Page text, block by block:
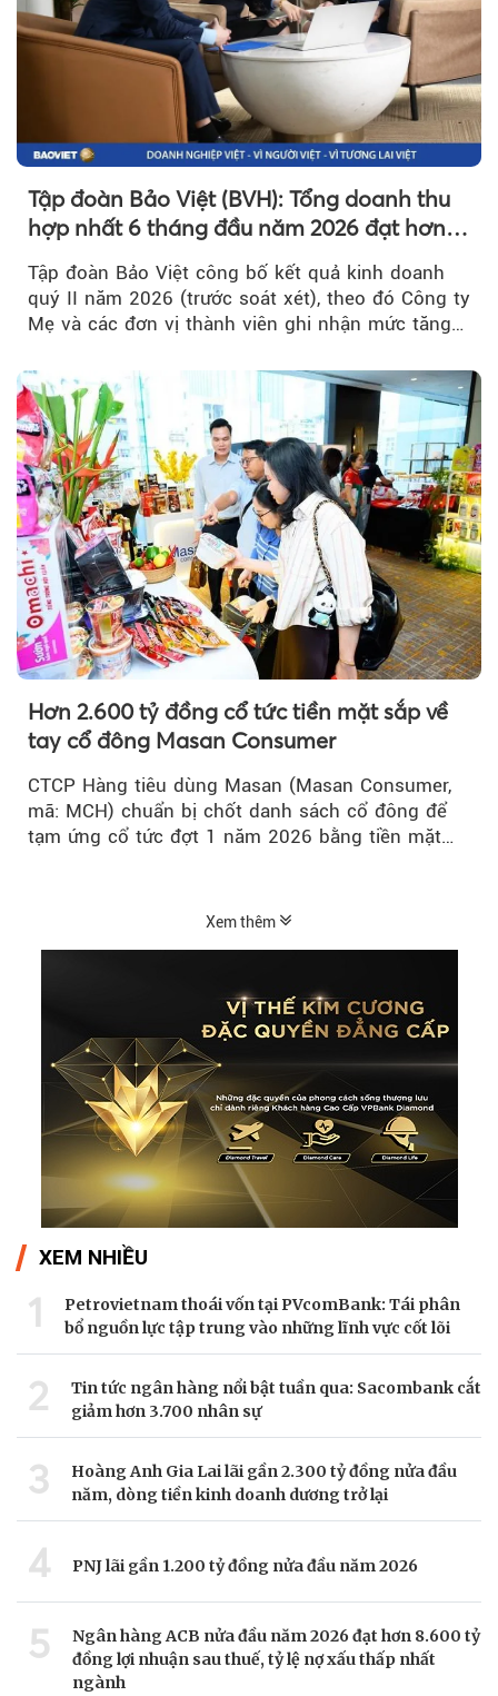
Tập đoàn Bảo Việt (BVH): Tổng doanh thu
hợp nhất 6 tháng đầu năm 2026 đạt hơn
Tập đoàn Bảo Việt công bố kết quả kinh doanh
quý II năm 2026 (trước soát xét), theo đó Công ty
Mẹ và các đơn vị thành viên ghi nhận mức tăng
Hơn 2.600 tỷ đồng cổ tức tiền mặt sắp về
tay cổ đông Masan Consumer
CTCP Hàng tiêu dùng Masan (Masan Consumer,
mã: MCH) chuẩn bị chốt danh sách cổ đông để
tạm ứng cổ tức đợt 1 năm 2026 bằng tiền mặt
Xem thêm
XEM NHIỀU
1
Petrovietnam thoái vốn tại PVcomBank: Tái phân
bổ nguồn lực tập trung vào những lĩnh vực cốt lõi
2
Tin tức ngân hàng nổi bật tuần qua: Sacombank cắt
giảm hơn 3.700 nhân sự
3
Hoàng Anh Gia Lai lãi gần 2.300 tỷ đồng nửa đầu
năm, dòng tiền kinh doanh dương trở lại
4 PNJ lãi gần 1.200 tỷ đồng nửa đầu năm 2026
5
Ngân hàng ACB nửa đầu năm 2026 đạt hơn 8.600 tỷ
đồng lợi nhuận sau thuế, tỷ lệ nợ xấu thấp nhất
ngành